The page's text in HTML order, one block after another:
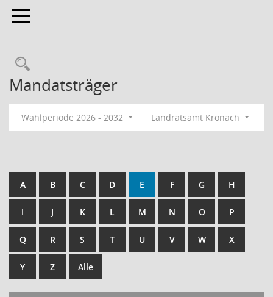
Toggle navigation
Rechercheauswahl
Mandatsträger
Wahlperiode 2026 - 2032 Landratsamt Kronach
A B C D E F G H
I J K L M N O P
Q R S T U V W X
Y Z Alle